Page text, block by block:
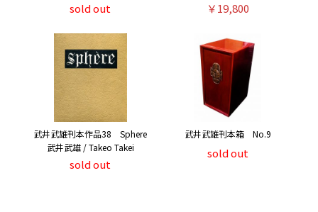
sold out ￥19,800
武井武雄刊本作品38 Sphere
武井武雄 / Takeo Takei
sold out
武井武雄刊本箱 No.9
sold out